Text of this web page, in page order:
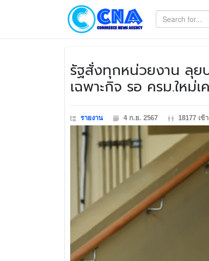
รัฐสั่งทุกหน่วยงาน ลุย
เฉพาะกิจ รอ ครม.ใหม่เ
รายงาน 4 ก.ย. 2567 18177 เข้